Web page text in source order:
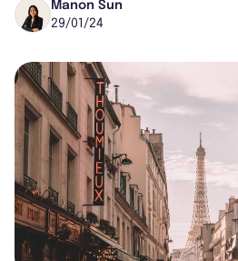
trois propriétés. Ces
Manon Sun
29/01/24